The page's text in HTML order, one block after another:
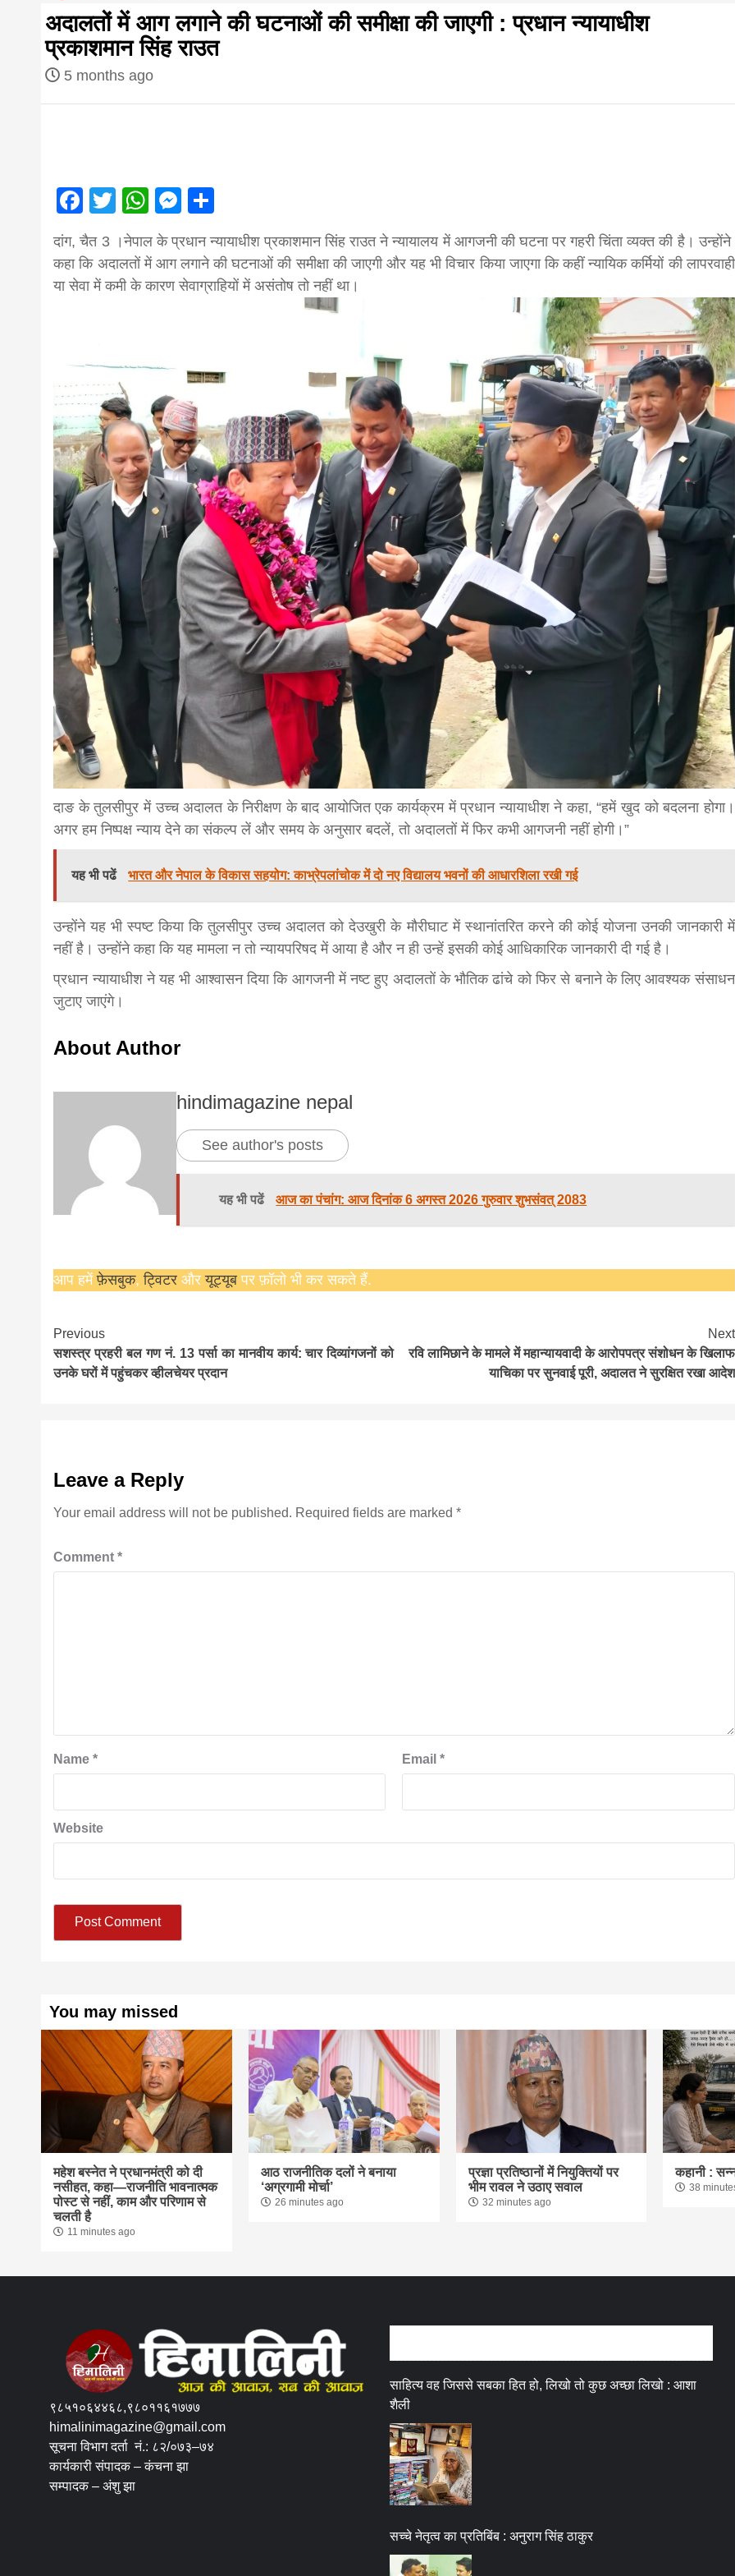
first hindi
magazine of
news in hindi
from
Nepal,madhesh
news,financial
news,loan,bank
news, madhesh
khabar
अदालतों में आग लगाने की घटनाओं की समीक्षा की जाएगी : प्रधान न्यायाधीश
प्रकाशमान सिंह राउत
5 months ago
Facebook
TwitterWhatsApp
Messenger
दांग, चैत 3 ।नेपाल के प्रधान न्यायाधीश प्रकाशमान सिंह राउत ने न्यायालय में आगजनी की घटना पर गहरी चिंता व्यक्त की है। उन्होंने
कहा कि अदालतों में आग लगाने की घटनाओं की समीक्षा की जाएगी और यह भी विचार किया जाएगा कि कहीं न्यायिक कर्मियों की लापरवाही
या सेवा में कमी के कारण सेवाग्राहियों में असंतोष तो नहीं था।
दाङ के तुलसीपुर में उच्च अदालत के निरीक्षण के बाद आयोजित एक कार्यक्रम में प्रधान न्यायाधीश ने कहा, “हमें खुद को बदलना होगा।
अगर हम निष्पक्ष न्याय देने का संकल्प लें और समय के अनुसार बदलें, तो अदालतों में फिर कभी आगजनी नहीं होगी।”
यह भी पढें भारत और नेपाल के विकास सहयोग: काभ्रेपलांचोक में दो नए विद्यालय भवनों की आधारशिला रखी गई
उन्होंने यह भी स्पष्ट किया कि तुलसीपुर उच्च अदालत को देउखुरी के मौरीघाट में स्थानांतरित करने की कोई योजना उनकी जानकारी में
नहीं है। उन्होंने कहा कि यह मामला न तो न्यायपरिषद में आया है और न ही उन्हें इसकी कोई आधिकारिक जानकारी दी गई है।
प्रधान न्यायाधीश ने यह भी आश्वासन दिया कि आगजनी में नष्ट हुए अदालतों के भौतिक ढांचे को फिर से बनाने के लिए आवश्यक संसाधन
जुटाए जाएंगे।
About Author
hindimagazine nepal
See author's posts
यह भी पढें आज का पंचांग: आज दिनांक 6 अगस्त 2026 गुरुवार शुभसंवत् 2083
आप हमेंफ़ेसबुक,ट्विटरऔरयूट्यूब पर फ़ॉलो भी कर सकते हैं.
Continue
Reading
Previous
सशस्त्र प्रहरी बल गण नं. 13 पर्सा का मानवीय कार्य: चार दिव्यांगजनों को
उनके घरों में पहुंचकर व्हीलचेयर प्रदान
Next
रवि लामिछाने के मामले में महान्यायवादी के आरोपपत्र संशोधन के खिलाफ
याचिका पर सुनवाई पूरी, अदालत ने सुरक्षित रखा आदेश
Leave a Reply
Your email address will not be published. Required fields are marked*
Comment*
Name* Email*
Website
6 months ago
काठमांडू, फागुन ४ – चितवन क्षेत्र नम्बर ३ में प्रतिनिधिसभा
सदस्य के रूप में अपनी उम्मीदवारी दे चुकी रेणु दाहाल ने कहा है
सीताराम विवाह पंचमी महोत्सव के तीसरे दिन धनुष
यज्ञ का हुआ आयोजन (फोटो सहित)
महोत्सव के तीसरे दिन जानकी मंदिर के प्रांगण में धनुष यज्ञ
You may missed
महेश बस्नेत ने प्रधानमंत्री को दी
नसीहत, कहा—राजनीति भावनात्मक
पोस्ट से नहीं, काम और परिणाम से
चलती है
11 minutes ago
आठ राजनीतिक दलों ने बनाया
‘अग्रगामी मोर्चा’
26 minutes ago
प्रज्ञा प्रतिष्ठानों में नियुक्तियों पर
भीम रावल ने उठाए सवाल
32 minutes ago
कहानी :
38
९८५१०६४४६८,९८०११६१७७७
himalinimagazine@gmail.com
सूचना विभाग दर्ता नं.: ८२/०७३–७४
कार्यकारी संपादक – कंचना झा
सम्पादक – अंशु झा
साहित्य वह जिससे सबका हित हो, लिखो तो कुछ अच्छा लिखो : आशा
शैली
सच्चे नेतृत्व का प्रतिबिंब : अनुराग सिंह ठाकुर